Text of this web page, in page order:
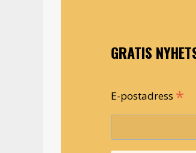
GRATIS
E-postadress *